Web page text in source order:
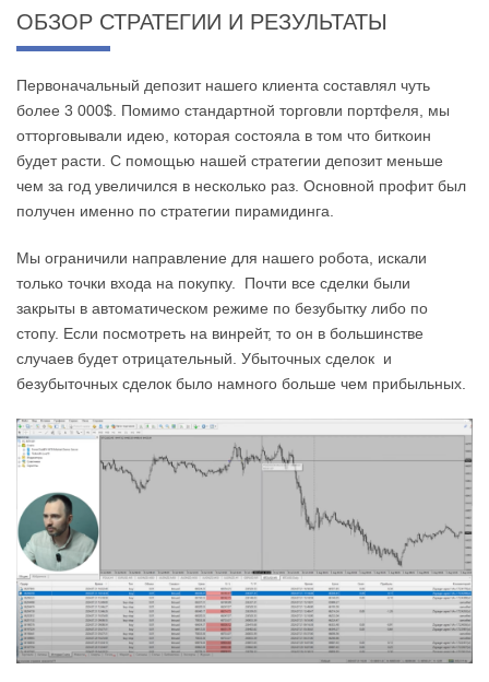
ОБЗОР СТРАТЕГИИ И РЕЗУЛЬТАТЫ
Первоначальный депозит нашего клиента составлял чуть
более 3 000$. Помимо стандартной торговли портфеля, мы
отторговывали идею, которая состояла в том что биткоин
будет расти. С помощью нашей стратегии депозит меньше
чем за год увеличился в несколько раз. Основной профит был
получен именно по стратегии пирамидинга.
Мы ограничили направление для нашего робота, искали
только точки входа на покупку. Почти все сделки были
закрыты в автоматическом режиме по безубытку либо по
стопу. Если посмотреть на винрейт, то он в большинстве
случаев будет отрицательный. Убыточных сделок и
безубыточных сделок было намного больше чем прибыльных.